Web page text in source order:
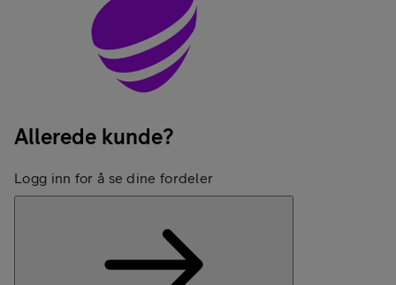
Allerede kunde?
Logg inn for å se dine fordeler